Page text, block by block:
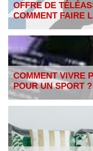
OFFRE DE
COMMENT FAIRE
COMMENT VIVRE
POUR UN SPORT ?